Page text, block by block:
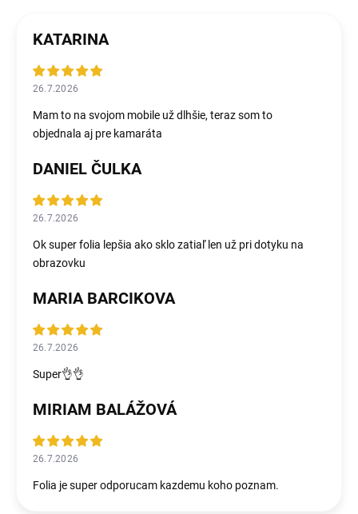
KATARINA
26.7.2026
Mam to na svojom mobile už dlhšie, teraz som to
objednala aj pre kamaráta
DANIEL ČULKA
26.7.2026
Ok super folia lepšia ako sklo zatiaľ len už pri dotyku na
obrazovku
MARIA BARCIKOVA
26.7.2026
Super👌👌
MIRIAM BALÁŽOVÁ
26.7.2026
Folia je super odporucam kazdemu koho poznam.